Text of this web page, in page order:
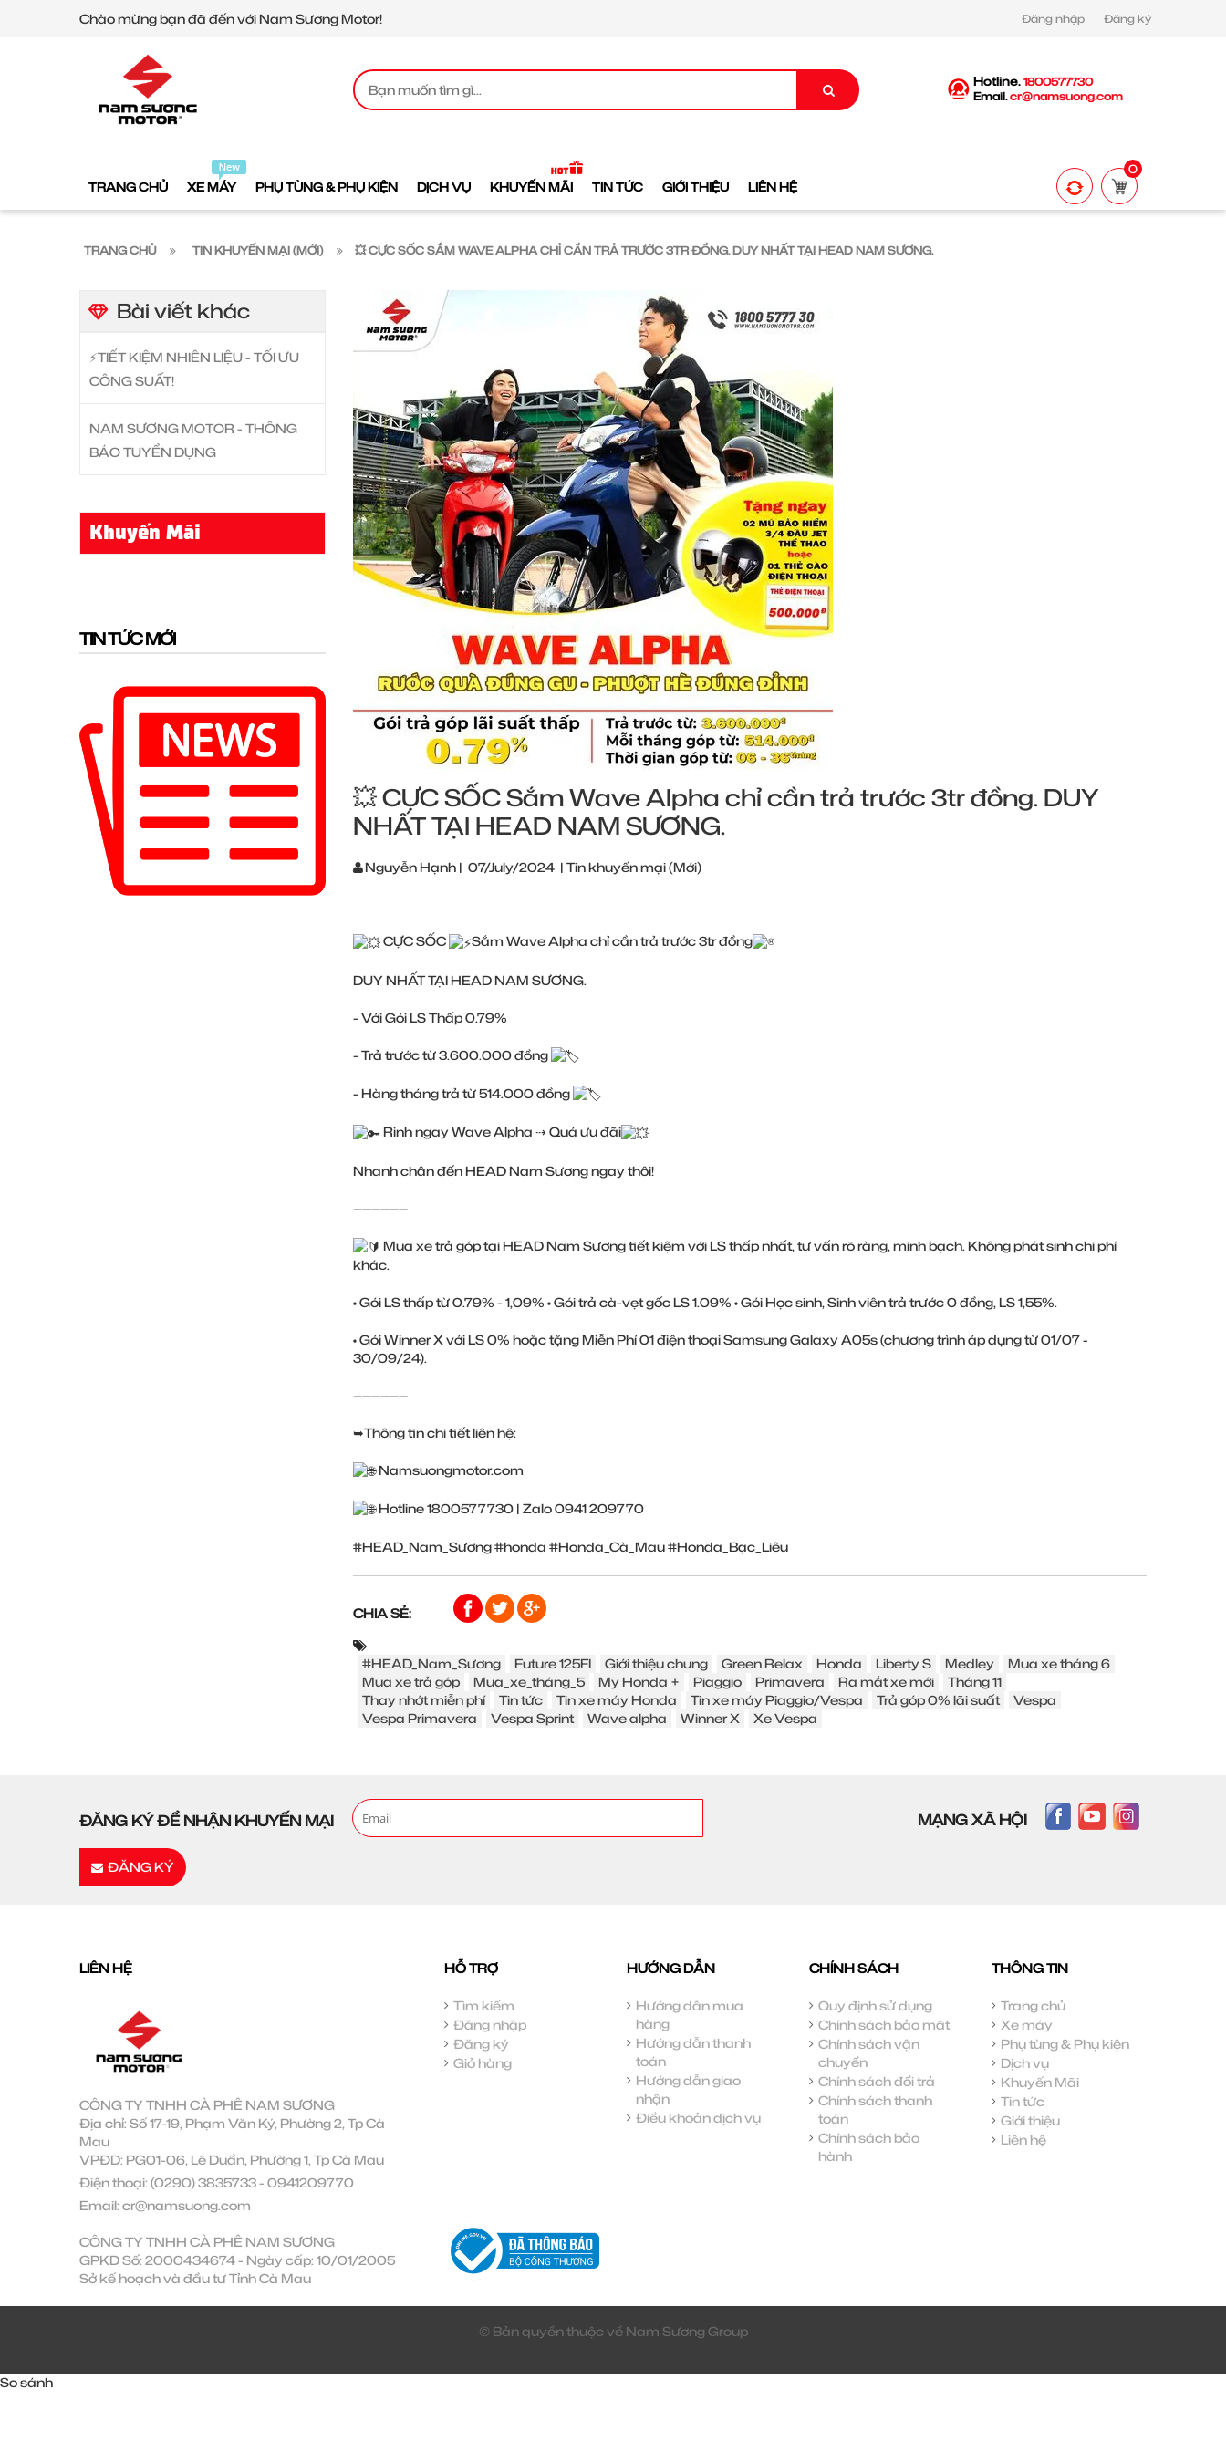
Chào mừng bạn đã đến với Nam Sương Motor! Đăng nhập Đăng ký
Hotline. 1800577730
Email.cr@namsuong.com
TRANG CHỦ XE MÁY PHỤ TÙNG & PHỤ KIỆN DỊCH VỤ KHUYẾN MÃI TIN TỨC GIỚI THIỆU LIÊN HỆ
0
TRANG CHỦ TIN KHUYẾN MẠI (MỚI) 💥 CỰC SỐC SẮM WAVE ALPHA CHỈ CẦN TRẢ TRƯỚC 3TR ĐỒNG. DUY NHẤT TẠI HEAD NAM SƯƠNG.
Bài viết khác
⚡️TIẾT KIỆM NHIÊN LIỆU - TỐI ƯU
CÔNG SUẤT!
NAM SƯƠNG MOTOR - THÔNG
BÁO TUYỂN DỤNG
Khuyến Mãi
TIN TỨC MỚI
💥 CỰC SỐC Sắm Wave Alpha chỉ cần trả trước 3tr đồng. DUY
NHẤT TẠI HEAD NAM SƯƠNG.
Nguyễn Hạnh | 07/July/2024 | Tin khuyến mại (Mới)
CỰC SỐC Sắm Wave Alpha chỉ cần trả trước 3tr đồng
DUY NHẤT TẠI HEAD NAM SƯƠNG.
- Với Gói LS Thấp 0.79%
- Trả trước từ 3.600.000 đồng
- Hàng tháng trả từ 514.000 đồng
Rinh ngay Wave Alpha ⇢ Quá ưu đãi
Nhanh chân đến HEAD Nam Sương ngay thôi!
——————
Mua xe trả góp tại HEAD Nam Sương tiết kiệm với LS thấp nhất, tư vấn rõ ràng, minh bạch. Không phát sinh chi phí
khác.
• Gói LS thấp từ 0.79% - 1,09% • Gói trả cà-vẹt gốc LS 1.09% • Gói Học sinh, Sinh viên trả trước 0 đồng, LS 1,55%.
• Gói Winner X với LS 0% hoặc tặng Miễn Phí 01 điện thoại Samsung Galaxy A05s (chương trình áp dụng từ 01/07 -
30/09/24).
——————
➥Thông tin chi tiết liên hệ:
Namsuongmotor.com
Hotline 1800577730 | Zalo 0941 209770
#HEAD_Nam_Sương#honda #Honda_Cà_Mau#Honda_Bạc_Liêu
CHIA SẺ:
#HEAD_Nam_Sương Future 125FI Giới thiệu chung Green Relax Honda Liberty S Medley
Mua xe tháng 6
Mua xe trả góp
Mua_xe_tháng_5 My Honda + Piaggio Primavera Ra mắt xe mới
Tháng 11
Thay nhớt miễn phí
Tin tức Tin xe máy Honda Tin xe máy Piaggio/Vespa Trả góp 0% lãi suất
Vespa
Vespa Primavera
Vespa Sprint Wave alpha Winner X Xe Vespa
ĐĂNG KÝ ĐỂ NHẬN KHUYẾN MẠI
ĐĂNG KÝ
MẠNG XÃ HỘI
LIÊN HỆ
CÔNG TY TNHH CÀ PHÊ NAM SƯƠNG
Địa chỉ: Số 17-19, Phạm Văn Ký, Phường 2, Tp Cà
Mau
VPĐD: PG01-06, Lê Duẩn, Phường 1, Tp Cà Mau
Điện thoại: (0290) 3835733- 0941209770
Email: cr@namsuong.com
CÔNG TY TNHH CÀ PHÊ NAM SƯƠNG
GPKD Số: 2000434674 - Ngày cấp: 10/01/2005
Sở kế hoạch và đầu tư Tỉnh Cà Mau
HỖ TRỢ
Tìm kiếm
Đăng nhập
Đăng ký
Giỏ hàng
HƯỚNG DẪN
Hướng dẫn mua
hàng
Hướng dẫn thanh
toán
Hướng dẫn giao
nhận
Điều khoản dịch vụ
CHÍNH SÁCH
Quy định sử dụng
Chính sách bảo mật
Chính sách vận
chuyển
Chính sách đổi trả
Chính sách thanh
toán
Chính sách bảo
hành
THÔNG TIN
Trang chủ
Xe máy
Phụ tùng & Phụ kiện
Dịch vụ
Khuyến Mãi
Tin tức
Giới thiệu
Liên hệ
© Bản quyền thuộc về Nam Sương Group
So sánh